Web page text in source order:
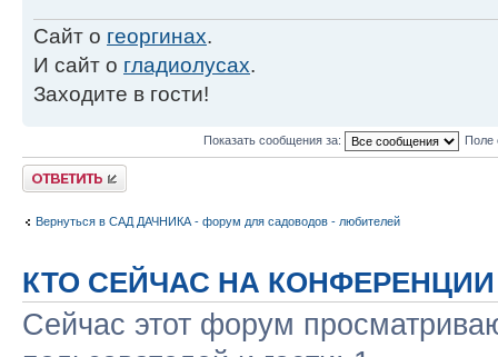
Сайт о георгинах.
И сайт о гладиолусах.
Заходите в гости!
Показать сообщения за: Поле
Ответить
Вернуться в САД ДАЧНИКА - форум для садоводов - любителей
КТО СЕЙЧАС НА КОНФЕРЕНЦИИ
Сейчас этот форум